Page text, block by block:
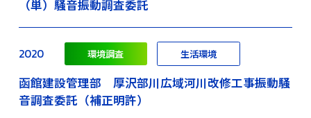
（単）騒音振動調査委託
2020 環境調査 生活環境
函館建設管理部 厚沢部川広域河川改修工事振動騒
音調査委託（補正明許）